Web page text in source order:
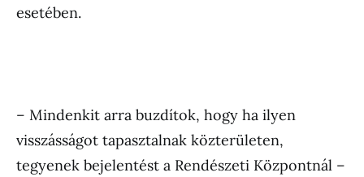
esetében.
– Mindenkit arra buzdítok, hogy ha ilyen
visszásságot tapasztalnak közterületen,
tegyenek bejelentést a Rendészeti Központnál –